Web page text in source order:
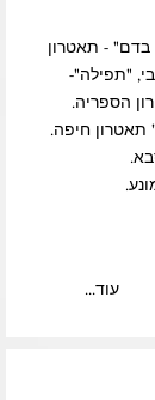
בדם" - תאטרון
"תפילה"-
הספריה.
...עוד